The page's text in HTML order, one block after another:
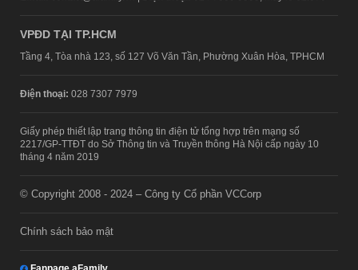
VPĐD TẠI TP.HCM
Tầng 4, Tòa nhà 123, số 127 Võ Văn Tần, Phường Xuân Hòa, TPHCM
Điện thoại: 028 7307 7979
Giấy phép thiết lập trang thông tin điện tử tổng hợp trên mạng số
2217/GP-TTĐT do Sở Thông tin và Truyền thông Hà Nội cấp ngày 10
tháng 4 năm 2019
© Copyright 2008 - 2024 – Công ty Cổ phần VCCorp
Chính sách bảo mật